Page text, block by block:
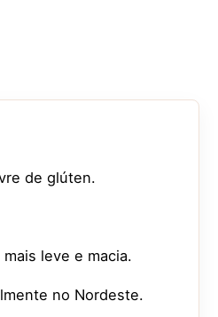
de glúten.
leve e macia.
no Nordeste.